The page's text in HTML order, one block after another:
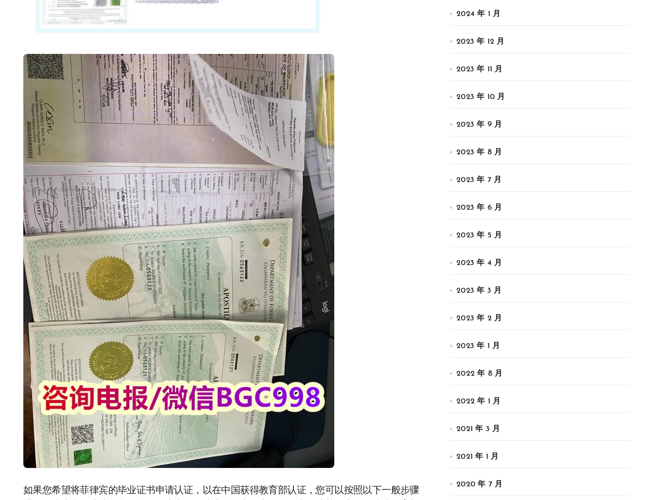
如果您希望将菲律宾的毕业证书申请认证，以在中国获得教育部认证，您可以按照以下一般步骤
2024 年 1 月
2023 年 12 月
2023 年 11 月
2023 年 10 月
2023 年 9 月
2023 年 8 月
2023 年 7 月
2023 年 6 月
2023 年 5 月
2023 年 4 月
2023 年 3 月
2023 年 2 月
2023 年 1 月
2022 年 8 月
2022 年 1 月
2021 年 3 月
2021 年 1 月
2020 年 7 月